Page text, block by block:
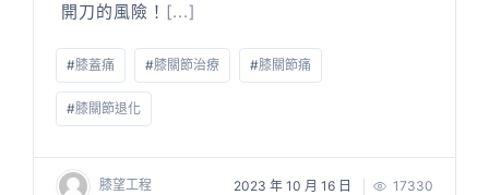
開刀的風險！ [...]
#膝蓋痛 #膝關節治療 #膝關節痛
#膝關節退化
膝望工程 2023 年 10 月 16 日 17330